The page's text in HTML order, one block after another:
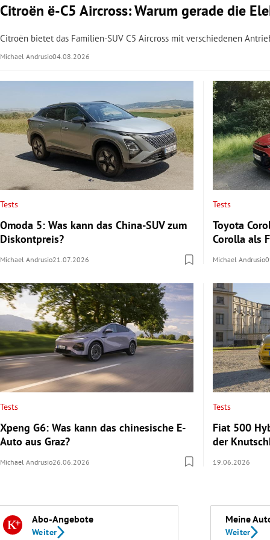
Citroën ë-C5 Aircross: Warum gerade die
Citroën bietet das Familien-SUV C5 Aircross mit verschiedenen
Michael Andrusio04.08.2026
Tests
Omoda 5: Was kann das China-SUV zum
Diskontpreis?
Michael Andrusio21.07.2026
Tests
Toyota
Corolla als
Michael Andrusio
Tests
Xpeng G6: Was kann das chinesische E-
Auto aus Graz?
Michael Andrusio26.06.2026
Tests
Fiat 500
der
19.06.2026
Abo-Angebote
Weiter
Meine
Weiter